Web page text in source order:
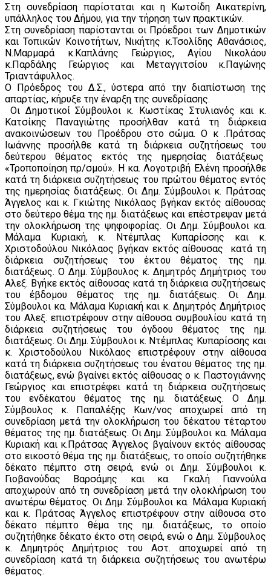
Στη συνεδρίαση παρίσταται και η Κωτσίδη Αικατερίνη,
υπάλληλος του Δήμου, για την τήρηση των πρακτικών.
Στη συνεδρίαση παρίστανται οι Πρόεδροι των Δημοτικών
και Τοπικών Κοινοτήτων, Νικήτης κ.Τσολίδης Αθανάσιος,
Ν.Μαρμαρά κ.Καπλάνης Γεώργιος, Αγίου Νικολάου
κ.Παρδάλης Γεώργιος και Μεταγγιτσίου κ.Παγώνης
Τριαντάφυλλος.
Ο Πρόεδρος του Δ.Σ., ύστερα από την διαπίστωση της
απαρτίας, κήρυξε την έναρξη της συνεδρίασης.
Οι Δημοτικοί Σύμβουλοι κ. Κωστίκας Στυλιανός και κ.
Κατσίκης Παναγιώτης προσήλθαν κατά τη διάρκεια
ανακοινώσεων του Προέδρου στο σώμα. Ο κ .Πράτσας
Ιωάννης προσήλθε κατά τη διάρκεια συζητήσεως του
δεύτερου θέματος εκτός της ημερησίας διατάξεως
«Τροποποίηση πρ/σμού». Η κα. Λογοτριβή Ελένη προσήλθε
κατά τη διάρκεια συζητήσεως του πρώτου θέματος εντός
της ημερησίας διατάξεως. Οι Δημ. Σύμβουλοι κ. Πράτσας
Άγγελος και κ. Γκιώτης Νικόλαος βγήκαν εκτός αίθουσας
στο δεύτερο θέμα της ημ. διατάξεως και επέστρεψαν μετά
την ολοκλήρωση της ψηφοφορίας. Οι Δημ. Σύμβουλοι κα.
Μάλαμα Κυριακή, κ. Ντέμπλας Κυπαρίσσης και κ.
Χριστοδούλου Νικόλαος βγήκαν εκτός αίθουσας κατά τη
διάρκεια συζητήσεως του έκτου θέματος της ημ.
διατάξεως. Ο Δημ. Σύμβουλος κ. Δημητρός Δημήτριος του
Αλεξ. Βγήκε εκτός αίθουσας κατά τη διάρκεια συζητήσεως
του έβδομου θέματος της ημ. διατάξεως. Οι Δημ.
Σύμβουλοι κα. Μάλαμα Κυριακή και κ. Δημητρός Δημήτριος
του Αλεξ. επιστρέφουν στην αίθουσα συμβουλίου κατά τη
διάρκεια συζητήσεως του όγδοου θέματος της ημ.
διατάξεως. Οι Δημ. Σύμβουλοι κ. Ντέμπλας Κυπαρίσσης και
κ. Χριστοδούλου Νικόλαος επιστρέφουν στην αίθουσα
κατά τη διάρκεια συζητήσεως του ένατου θέματος της ημ.
διατάξεως, ενώ βγαίνει εκτός αίθουσας ο κ. Παστογιάννης
Γεώργιος και επιστρέφει κατά τη διάρκεια συζητήσεως
του ενδέκατου θέματος της ημ. διατάξεως. Ο Δημ.
Σύμβουλος κ. Παπαλέξης Κων/νος αποχωρεί από τη
συνεδρίαση μετά την ολοκλήρωση του δέκατου τέταρτου
θέματος της ημ. διατάξεως. Οι Δημ. Σύμβουλοι κα. Μάλαμα
Κυριακή και κ.Πράτσας Άγγελος βγαίνουν εκτός αίθουσας
στο εικοστό θέμα της ημ. διατάξεως, το οποίο συζητήθηκε
δέκατο πέμπτο στη σειρά, ενώ οι Δημ. Σύμβουλοι κ.
Γιοβανούδας Βαρσάμης και κα. Γκαλή Γιαννούλα
αποχωρούν από τη συνεδρίαση μετά την ολοκλήρωση του
ανωτέρω θέματος. Οι Δημ. Σύμβουλοι κα. Μάλαμα Κυριακή
και κ. Πράτσας Άγγελος επιστρέφουν στην αίθουσα στο
δέκατο πέμπτο θέμα της ημ. διατάξεως, το οποίο
συζητήθηκε δέκατο έκτο στη σειρά, ενώ ο Δημ. Σύμβουλος
κ. Δημητρός Δημήτριος του Αστ. αποχωρεί από τη
συνεδρίαση κατά τη διάρκεια συζητήσεως του ανωτέρω
θέματος.